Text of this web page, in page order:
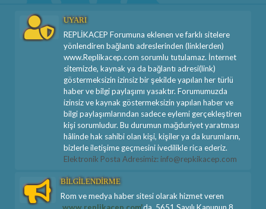
UYARI
REPLİKACEP Forumuna eklenen ve farklı sitelere
yönlendiren bağlantı adreslerinden (linklerden)
www.Replikacep.com sorumlu tutulamaz. İnternet
sitemizde, kaynak ya da bağlantı adresi(link)
göstermeksizin izinsiz bir şekilde yapılan her türlü
haber ve bilgi paylaşımı yasaktır. Forumumuzda
izinsiz ve kaynak göstermeksizin yapılan haber ve
bilgi paylaşımlarından sadece eylemi gerçekleştiren
kişi sorumludur. Bu durumun mağduriyet yaratması
hâlinde hak sahibi olan kişi, kişiler ya da kurumların,
bizlerle iletişime geçmesini ivedilikle rica ederiz.
Elektronik Posta Adresimiz: info@repkikacep.com
BİLGİLENDİRME
Rom ve medya haber sitesi olarak hizmet veren